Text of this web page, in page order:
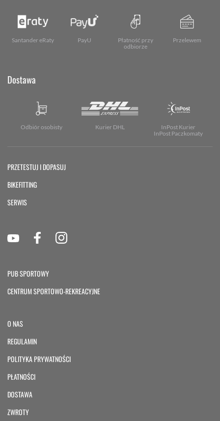
Santander eRaty PayU
Płatność przy
odbiorze
Przelewem
Dostawa
Odbiór osobisty Kurier DHL
InPost Kurier
InPost Paczkomaty
PRZETESTUJ I DOPASUJ
BIKEFITTING
SERWIS
PUB SPORTOWY
CENTRUM SPORTOWO-REKREACYJNE
O NAS
REGULAMIN
POLITYKA PRYWATNOŚCI
PŁATNOŚCI
DOSTAWA
ZWROTY